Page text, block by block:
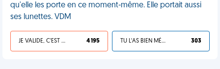
qu'elle les porte en ce moment-même. Elle portait aussi
ses lunettes. VDM
JE VALIDE, C'EST UNE VDM 4 195 TU L'AS BIEN MÉRITÉ 303